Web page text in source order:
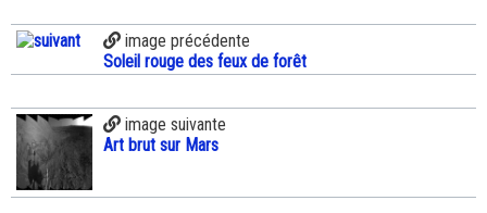
image précédente
Soleil rouge des feux de forêt
image suivante
Art brut sur Mars